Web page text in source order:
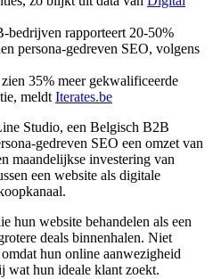
bedrijven rapporteert 20-50%
persona-gedreven SEO, volgens
35% meer gekwalificeerde
meldtIterates.be
Studio, een Belgisch B2B
gedreven SEO een omzet van
maandelijkse investering van
een website als digitale
hun website behandelen als een
deals binnenhalen. Niet
hun online aanwezigheid
wat hun ideale klant zoekt.